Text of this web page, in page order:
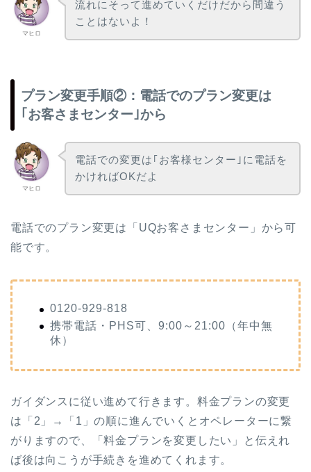
マヒロ
流れにそって進めていくだけだから間違う
ことはないよ！
プラン変更手順②：電話でのプラン変更は
｢お客さまセンター｣から
マヒロ
電話での変更は｢お客様センター｣に電話を
かければOKだよ
電話でのプラン変更は「UQお客さまセンター」から可
能です。
0120-929-818
携帯電話・PHS可、9:00～21:00（年中無
休）
ガイダンスに従い進めて行きます。料金プランの変更
は「2」→「1」の順に進んでいくとオペレーターに繋
がりますので、「料金プランを変更したい」と伝えれ
ば後は向こうが手続きを進めてくれます。